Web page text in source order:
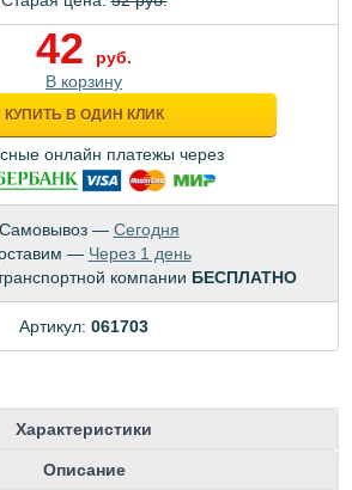
42
руб.
В корзину
КУПИТЬ В ОДИН КЛИК
онлайн платежы через
Самовывоз — Сегодня
— Через 1 день
компании БЕСПЛАТНО
Артикул: 061703
Характеристики
Описание